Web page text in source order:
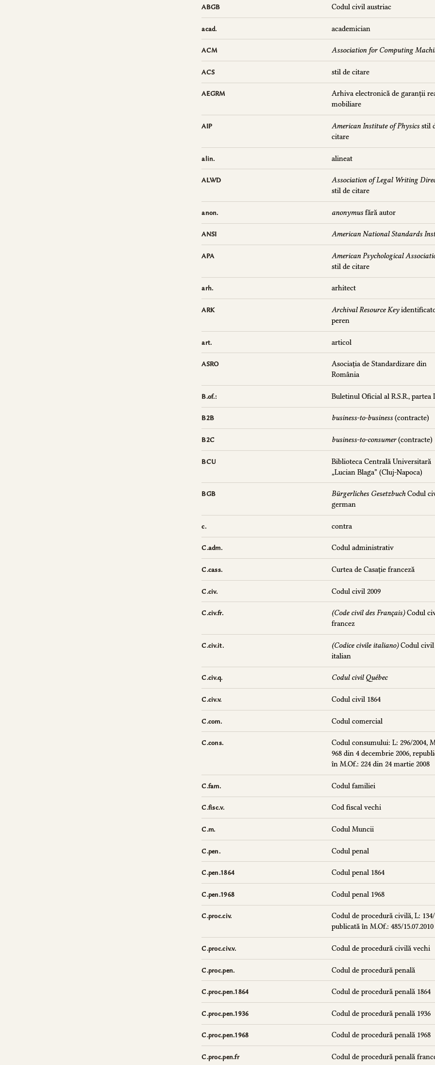
ABGB Codul civil austriac
acad. academician
ACM Association for Computing
ACS stil de citare
AEGRM
Arhiva electronică de garanții
mobiliare
AIP American Institute of Physics stil
citare
alin. alineat
ALWD
Association of Legal Writing
stil de citare
anon. anonymus fără autor
ANSI American National Standards
APA
American Psychological
stil de citare
arh. arhitect
ARK Archival Resource Key
peren
art. articol
ASRO
Asociația de Standardizare din
România
B.of.: Buletinul Oficial al R.S.R., partea
B2B business-to-business (contracte)
B2C business-to-consumer(contracte)
BCU
Biblioteca Centrală Universitară
„Lucian Blaga” (Cluj-Napoca)
BGB Bürgerliches GesetzbuchCodul
german
c. contra
C.adm. Codul administrativ
C.cass. Curtea de Casație franceză
C.civ. Codul civil 2009
C.civ.fr. (Code civil des Français)Codul
francez
C.civ.it. (Codice civile italiano)Codul civil
italian
C.civ.q. Codul civil Québec
C.civ.v. Codul civil 1864
C.com. Codul comercial
C.cons.
Codul consumului: L: 296/2004,
968 din 4 decembrie 2006,
în M.Of.: 224 din 24 martie 2008
C.fam. Codul familiei
C.fisc.v. Cod fiscal vechi
C.m. Codul Muncii
C.pen. Codul penal
C.pen.1864 Codul penal 1864
C.pen.1968 Codul penal 1968
C.proc.civ.
Codul de procedură civilă, L: 134/
publicată în M.Of.: 485/15.07.2010
C.proc.civ.v. Codul de procedură civilă vechi
C.proc.pen. Codul de procedură penală
C.proc.pen.1864 Codul de procedură penală 1864
C.proc.pen.1936 Codul de procedură penală 1936
C.proc.pen.1968 Codul de procedură penală 1968
C.proc.pen.fr Codul de procedură penală